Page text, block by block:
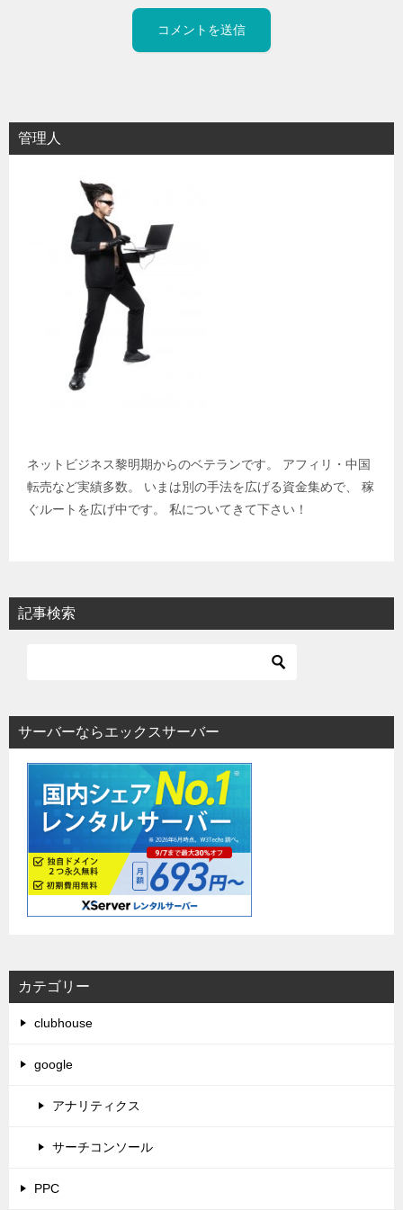
管理人
ネットビジネス黎明期からのベテランです。 アフィリ・中国
転売など実績多数。 いまは別の手法を広げる資金集めで、 稼
ぐルートを広げ中です。 私についてきて下さい！
記事検索
サーバーならエックスサーバー
カテゴリー
clubhouse
google
アナリティクス
サーチコンソール
PPC